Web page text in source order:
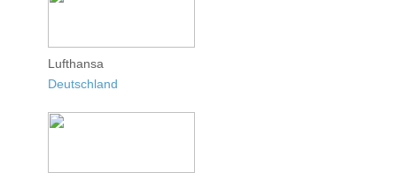
Lufthansa
Deutschland